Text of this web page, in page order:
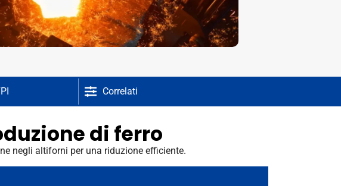
Correlati
di ferro
negli altiforni per una riduzione efficiente.